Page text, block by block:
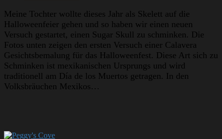
Meine Tochter wollte dieses Jahr als Skelett auf die
Halloweenfeier gehen und so haben wir einen neuen
Versuch gestartet, einen Sugar Skull zu schminken. Die
Fotos unten zeigen den ersten Versuch einer Calavera
Gesichtsbemalung für das Halloweenfest. Diese Art sich zu
Schminken ist mexikanischen Ursprungs und wird
traditionell am Día de los Muertos getragen. In den
Volksbräuchen Mexikos…